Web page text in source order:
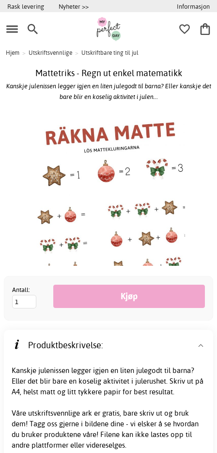
Rask levering Nyheter >> Informasjon
Hjem > Utskriftsvennlige > Utskriftbare ting til jul
Mattetriks - Regn ut enkel matematikk
Kanskje julenissen legger igjen en liten julegodt til barna? Eller kanskje det
bare blir en koselig aktivitet i julen...
Antall:
Produktbeskrivelse:
Kanskje julenissen legger igjen en liten julegodt til barna?
Eller det blir bare en koselig aktivitet i julerushet. Skriv ut på
A4, helst matt og litt tykkere papir for best resultat.
Våre utskriftsvennlige ark er gratis, bare skriv ut og bruk
dem! Tagg oss gjerne i bildene dine - vi elsker å se hvordan
du bruker produktene våre! Filene kan ikke lastes opp til
andre plattformer eller videreselges.